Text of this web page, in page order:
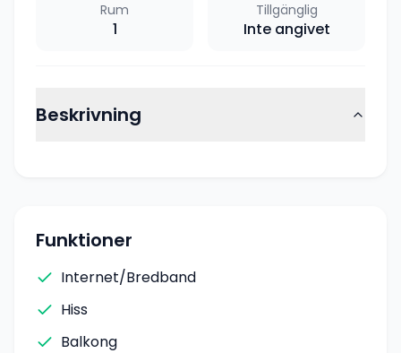
Rum
1
Tillgänglig
Inte angivet
Beskrivning
Funktioner
Internet/Bredband
Hiss
Balkong